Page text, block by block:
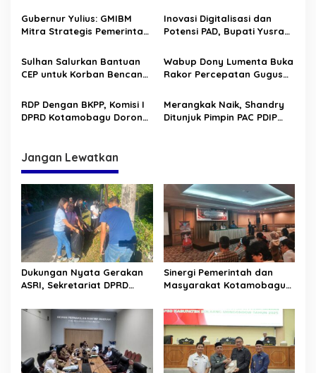
p
o
s
Gubernur Yulius: GMIBM
Mitra Strategis Pemerintah,
Sinergi Membangun
Sulawesi Utara
Inovasi Digitalisasi dan
Potensi PAD, Bupati Yusra
Sulhan Salurkan Bantuan
CEP untuk Korban Bencana
Wabup Dony Lumenta Buka
Rakor Percepatan Gugus
RDP Dengan BKPP, Komisi I
DPRD Kotamobagu Dorong
Merangkak Naik, Shandry
Ditunjuk Pimpin PAC PDIP
Jangan Lewatkan
Dukungan Nyata Gerakan
ASRI, Sekretariat DPRD
Jalan Manado – Tomohon
Sinergi Pemerintah dan
Masyarakat Kotamobagu
Golda Pinontoan